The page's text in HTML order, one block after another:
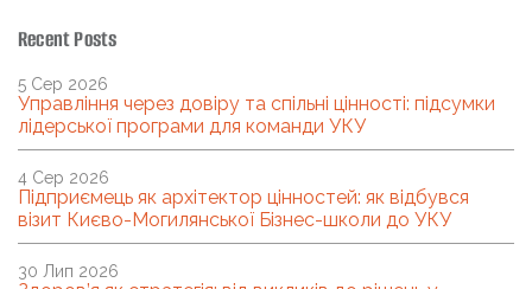
Recent Posts
Управління через довіру та спільні цінності: підсумки
лідерської програми для команди УКУ
5 Сер 2026
Підприємець як архітектор цінностей: як відбувся
візит Києво-Могилянської Бізнес-школи до УКУ
4 Сер 2026
30 Лип 2026